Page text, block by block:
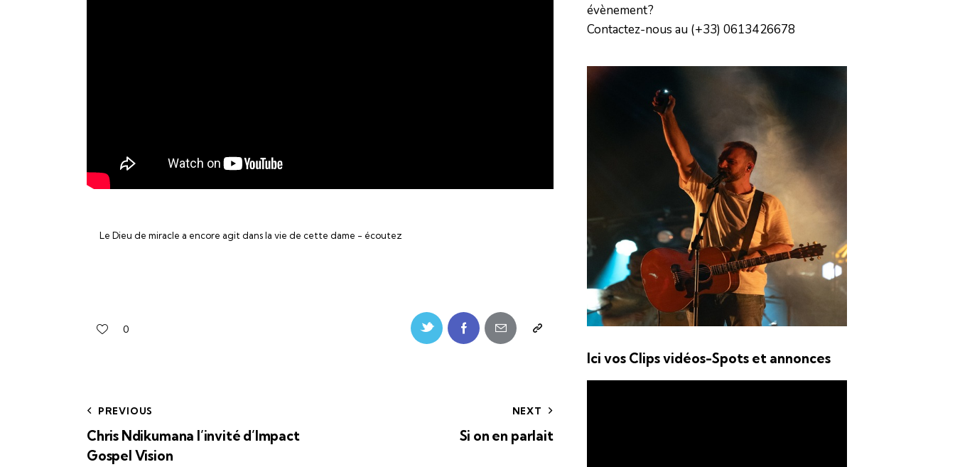
Le Dieu de miracle a encore agit dans la vie de cette dame - écoutez
0
PREVIOUS
Chris Ndikumana l’invité d’Impact
Gospel Vision
NEXT
Si on en parlait
évènement?
Contactez-nous au (+33) 0613426678
Ici vos Clips vidéos-Spots et annonces